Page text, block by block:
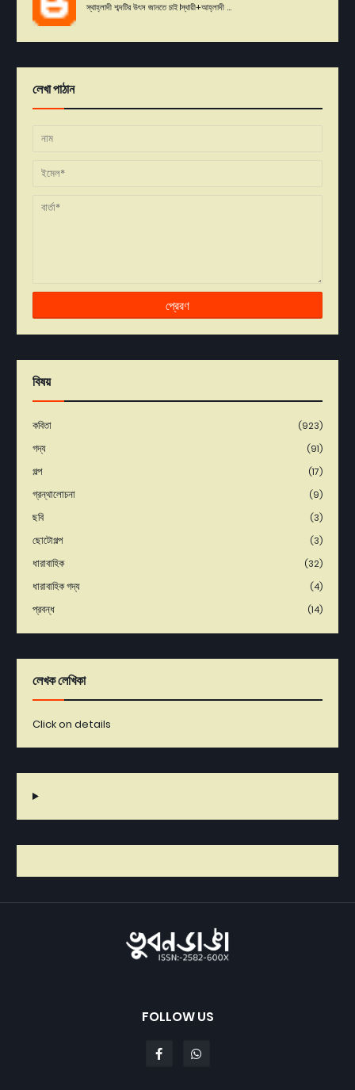
স্থাহ্লাদী শব্দটির উৎস জানতে চাই।স্থায়ী+আহ্লাদী ...
লেখা পাঠান
বিষয়
কবিতা (923)
গদ্য (91)
গল্প (17)
গ্রন্থালোচনা (9)
ছবি (3)
ছোটোগল্প (3)
ধারাবাহিক (32)
ধারাবাহিক গদ্য (4)
প্রবন্ধ (14)
লেখক লেখিকা
Click on details
FOLLOW US